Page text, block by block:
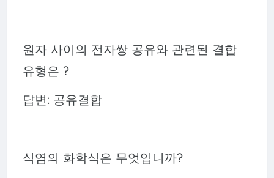
원자 사이의 전자쌍 공유와 관련된 결합
유형은 ?
답변: 공유결합
식염의 화학식은 무엇입니까?